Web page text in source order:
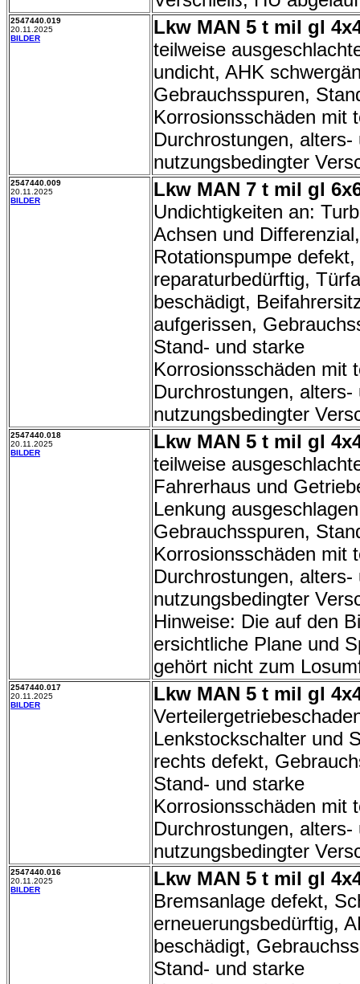
2547440.019
20.11.2025
BILDER
Lkw MAN 5 t mil gl
teilweise
undicht, AHK
Gebrauchsspuren,
Korrosionsschäden mit
Durchrostungen, alters-
nutzungsbedingter
2547440.009
20.11.2025
BILDER
Lkw MAN 7 t mil gl
Undichtigkeiten an:
Achsen und Differenzial,
Rotationspumpe
reparaturbedürftig,
beschädigt,
aufgerissen,
Stand- und starke
Korrosionsschäden mit
Durchrostungen, alters-
nutzungsbedingter
2547440.018
20.11.2025
BILDER
Lkw MAN 5 t mil gl
teilweise
Fahrerhaus und
Lenkung
Gebrauchsspuren,
Korrosionsschäden mit
Durchrostungen, alters-
nutzungsbedingter
Hinweise: Die auf den
ersichtliche Plane und
gehört nicht zum
2547440.017
20.11.2025
BILDER
Lkw MAN 5 t mil gl
Lenkstockschalter und
rechts defekt,
Stand- und starke
Korrosionsschäden mit
Durchrostungen, alters-
nutzungsbedingter
2547440.016
20.11.2025
BILDER
Lkw MAN 5 t mil gl
Bremsanlage defekt,
erneuerungsbedürftig,
beschädigt,
Stand- und starke